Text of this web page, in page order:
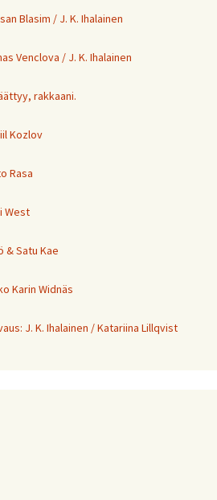
Bla­sim / J. K. Ihalainen
Venclova / J. K. Ihalainen
rakkaani.
Kozlov
Rasa
West
& Satu Kae
Karin Widnäs
J. K. Ihalainen / Katariina Lillqvist